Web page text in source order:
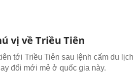
vị về Triều Tiên
tới Triều Tiên sau lệnh cấm du lịch
đổi mới mẻ ở quốc gia này.